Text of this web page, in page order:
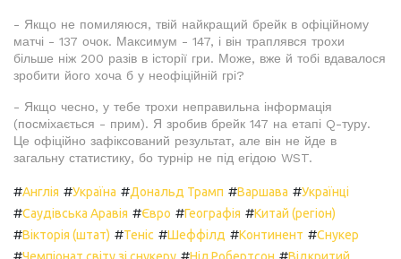
- Якщо не помиляюся, твій найкращий брейк в офіційному
матчі - 137 очок. Максимум - 147, і він траплявся трохи
більше ніж 200 разів в історії гри. Може, вже й тобі вдавалося
зробити його хоча б у неофіційній грі?
- Якщо чесно, у тебе трохи неправильна інформація
(посміхається - прим). Я зробив брейк 147 на етапі Q-туру.
Це офіційно зафіксований результат, але він не йде в
загальну статистику, бо турнір не під егідою WST.
#Англія #Україна #Дональд Трамп #Варшава #Українці
#Саудівська Аравія #Євро #Географія #Китай (регіон)
#Вікторія (штат) #Теніс #Шеффілд #Континент #Снукер